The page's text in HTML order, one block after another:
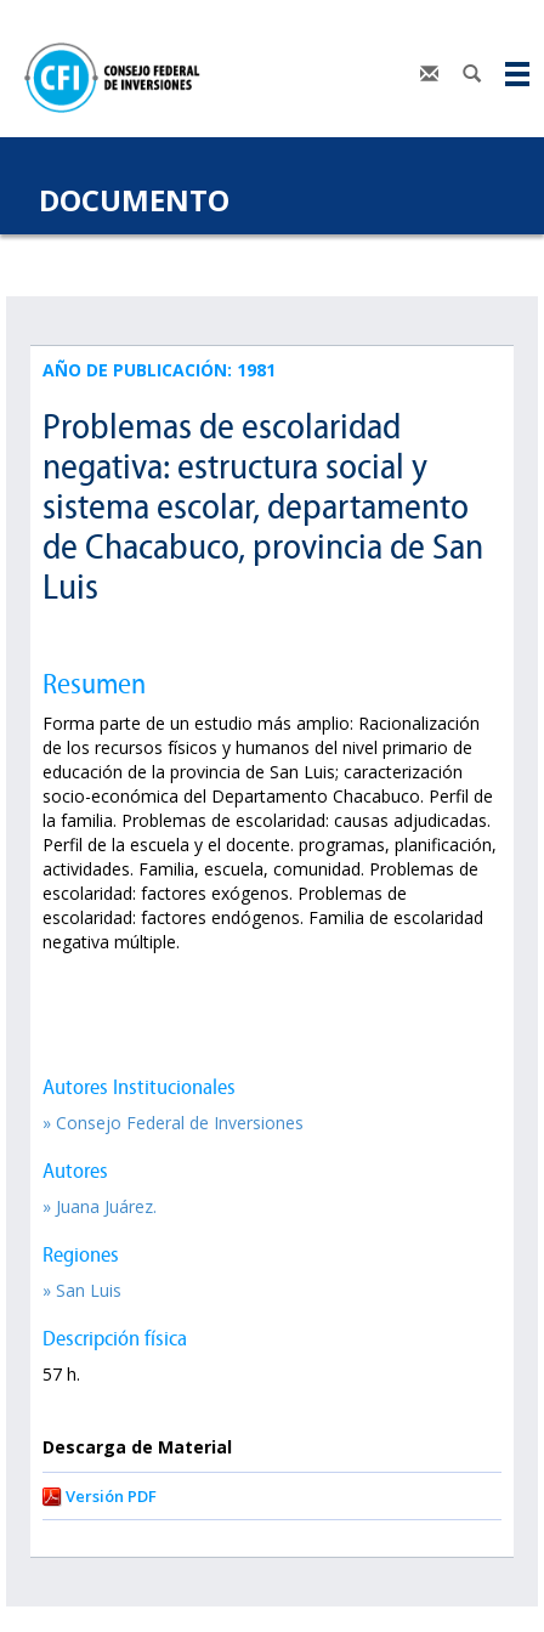
DOCUMENTO
AÑO DE PUBLICACIÓN: 1981
Problemas de escolaridad
negativa: estructura social y
sistema escolar, departamento
de Chacabuco, provincia de San
Luis
Resumen
Forma parte de un estudio más amplio: Racionalización
de los recursos físicos y humanos del nivel primario de
educación de la provincia de San Luis; caracterización
socio-económica del Departamento Chacabuco. Perfil de
la familia. Problemas de escolaridad: causas adjudicadas.
Perfil de la escuela y el docente. programas, planificación,
actividades. Familia, escuela, comunidad. Problemas de
escolaridad: factores exógenos. Problemas de
escolaridad: factores endógenos. Familia de escolaridad
negativa múltiple.
Autores Institucionales
» Consejo Federal de Inversiones
Autores
» Juana Juárez.
Regiones
» San Luis
Descripción física
57 h.
Descarga de Material
Versión PDF